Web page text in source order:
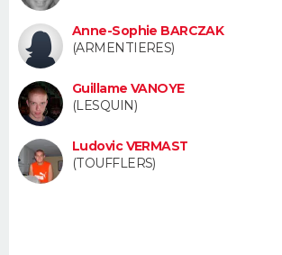
FORUM
Bricolage
Lifestyle
Culture
Sport
Auto
Television
Voyage
Cinema
Anne-Sophie BARCZAK
(ARMENTIERES)
Guillame VANOYE
(LESQUIN)
Ludovic VERMAST
(TOUFFLERS)